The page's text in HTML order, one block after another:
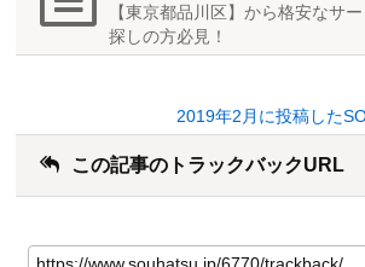
【東京都品川区】から格安なサ
探しの方必見！
2019年2月に投稿した
この記事のトラックバックURL